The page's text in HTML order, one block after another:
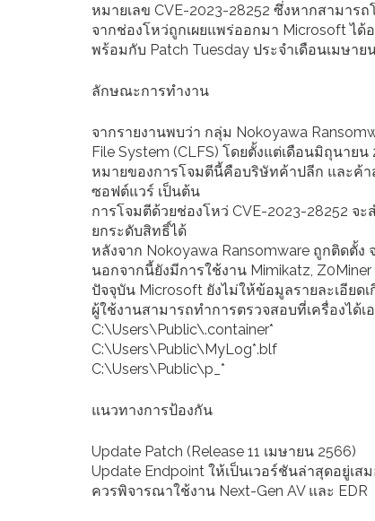
หมายเลข CVE-2023-28252 ซึ่งหากสามาร
จากช่องโหว่ถูกเผยแพร่ออกมา Microsoft ได้
พร้อมกับ Patch Tuesday ประจำเดือนเมษาย
ลักษณะการทำงาน
จากรายงานพบว่า กลุ่ม Nokoyawa
File System (CLFS) โดยตั้งแต่เดือนมิถุนาย
หมายของการโจมตีนี้คือบริษัทค้าปลีก และค้
ซอฟต์แวร์ เป็นต้น
การโจมตีด้วยช่องโหว่ CVE-2023-28252 จ
ยกระดับสิทธิ์ได้
หลังจาก Nokoyawa Ransomware ถูกติดตั้ง
นอกจากนี้ยังมีการใช้งาน Mimikatz,
ปัจจุบัน Microsoft ยังไม่ให้ข้อมูลรายละเอียด
ผู้ใช้งานสามารถทำการตรวจสอบที่เครื่องได้
C:\Users\Public\.container*
C:\Users\Public\MyLog*.blf
C:\Users\Public\p_*
แนวทางการป้องกัน
Update Patch (Release 11 เมษายน 2566)
Update Endpoint ให้เป็นเวอร์ชันล่าสุดอยู่เส
ควรพิจารณาใช้งาน Next-Gen AV และ EDR